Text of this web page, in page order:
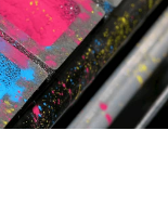
g
l
e
n